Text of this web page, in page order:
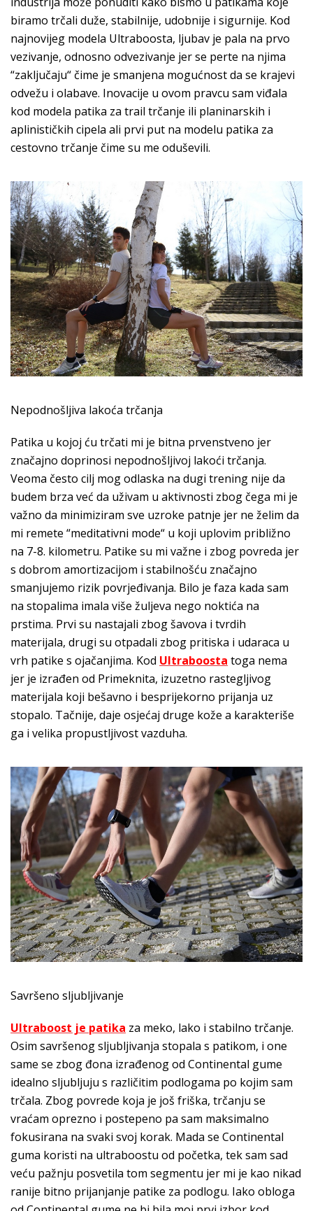
biramo trčali duže, stabilnije, udobnije i sigurnije. Kod
najnovijeg modela Ultraboosta, ljubav je pala na prvo
vezivanje, odnosno odvezivanje jer se perte na njima
“zaključaju“ čime je smanjena mogućnost da se krajevi
odvežu i olabave. Inovacije u ovom pravcu sam viđala
kod modela patika za trail trčanje ili planinarskih i
aplinističkih cipela ali prvi put na modelu patika za
cestovno trčanje čime su me oduševili.
Nepodnošljiva lakoća trčanja
Patika u kojoj ću trčati mi je bitna prvenstveno jer
značajno doprinosi nepodnošljivoj lakoći trčanja.
Veoma često cilj mog odlaska na dugi trening nije da
budem brza već da uživam u aktivnosti zbog čega mi je
važno da minimiziram sve uzroke patnje jer ne želim da
mi remete “meditativni mode“ u koji uplovim približno
na 7-8. kilometru. Patike su mi važne i zbog povreda jer
s dobrom amortizacijom i stabilnošću značajno
smanjujemo rizik povrjeđivanja. Bilo je faza kada sam
na stopalima imala više žuljeva nego noktića na
prstima. Prvi su nastajali zbog šavova i tvrdih
materijala, drugi su otpadali zbog pritiska i udaraca u
vrh patike s ojačanjima. Kod Ultraboosta toga nema
jer je izrađen od Primeknita, izuzetno rastegljivog
materijala koji bešavno i besprijekorno prijanja uz
stopalo. Tačnije, daje osjećaj druge kože a karakteriše
ga i velika propustljivost vazduha.
Savršeno sljubljivanje
Ultraboost je patika za meko, lako i stabilno trčanje.
Osim savršenog sljubljivanja stopala s patikom, i one
same se zbog đona izrađenog od Continental gume
idealno sljubljuju s različitim podlogama po kojim sam
trčala. Zbog povrede koja je još friška, trčanju se
vraćam oprezno i postepeno pa sam maksimalno
fokusirana na svaki svoj korak. Mada se Continental
guma koristi na ultraboostu od početka, tek sam sad
veću pažnju posvetila tom segmentu jer mi je kao nikad
ranije bitno prijanjanje patike za podlogu. Iako obloga